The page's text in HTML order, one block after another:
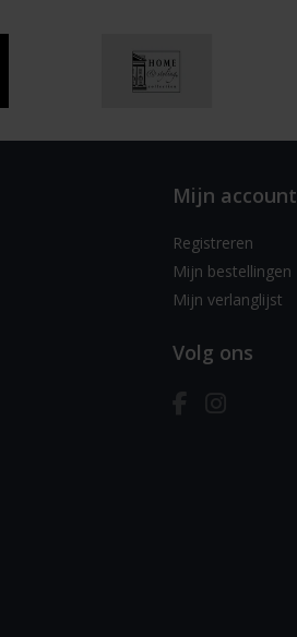
Mijn account
Registreren
Mijn bestellingen
Mijn verlanglijst
Volg ons